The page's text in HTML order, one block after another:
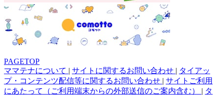
PAGETOP
ママテナについて | サイトに関するお問い合わせ | タイアッ
プ・コンテンツ配信等に関するお問い合わせ | サイトご利用
にあたって（ご利用端末からの外部送信のご案内含む） | タ